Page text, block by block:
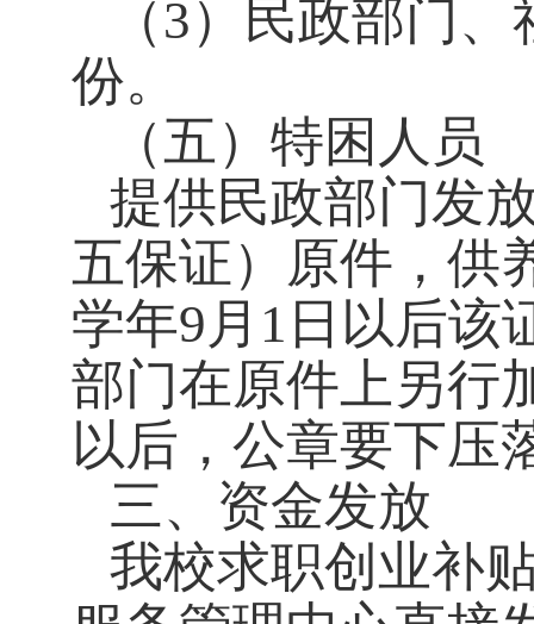
（3）民政部门
份。
（五）特困人员
提供民政部门发
五保证）原件，供
学年9月1日以后该
部门在原件上另行
以后，公章要下压
三、资金发放
我校求职创业补